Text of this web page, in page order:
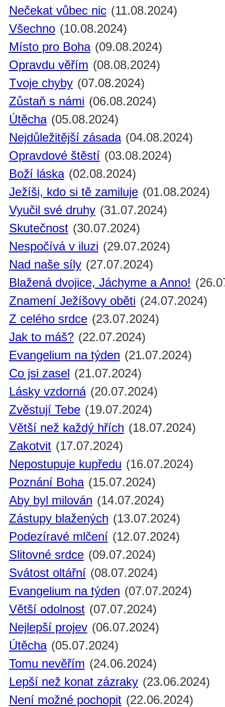
Nečekat vůbec nic (11.08.2024)
Všechno (10.08.2024)
Místo pro Boha (09.08.2024)
Opravdu věřím (08.08.2024)
Tvoje chyby (07.08.2024)
Zůstaň s námi (06.08.2024)
Útěcha (05.08.2024)
Nejdůležitější zásada (04.08.2024)
Opravdové štěstí (03.08.2024)
Boží láska (02.08.2024)
Ježíši, kdo si tě zamiluje (01.08.2024)
Vyučil své druhy (31.07.2024)
Skutečnost (30.07.2024)
Nespočívá v iluzi (29.07.2024)
Nad naše síly (27.07.2024)
Blažená dvojice, Jáchyme a Anno!
Znamení Ježíšovy oběti (24.07.2024)
Z celého srdce (23.07.2024)
Jak to máš? (22.07.2024)
Evangelium na týden (21.07.2024)
Co jsi zasel (21.07.2024)
Lásky vzdorná (20.07.2024)
Zvěstují Tebe (19.07.2024)
Větší než každý hřích (18.07.2024)
Zakotvit (17.07.2024)
Nepostupuje kupředu (16.07.2024)
Poznání Boha (15.07.2024)
Aby byl milován (14.07.2024)
Zástupy blažených (13.07.2024)
Podezíravé mlčení (12.07.2024)
Slitovné srdce (09.07.2024)
Svátost oltářní (08.07.2024)
Evangelium na týden (07.07.2024)
Větší odolnost (07.07.2024)
Nejlepší projev (06.07.2024)
Útěcha (05.07.2024)
Tomu nevěřím (24.06.2024)
Lepší než konat zázraky (23.06.2024)
Není možné pochopit (22.06.2024)